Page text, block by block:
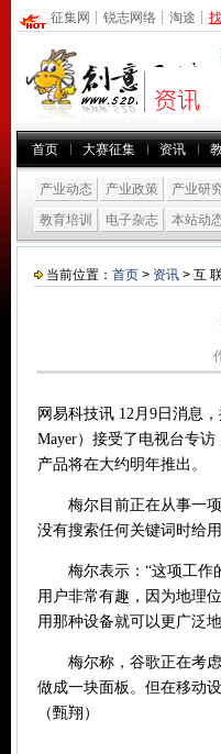
征集网 ┊ 锐志网络 ┊ 淘途 ┊
首页 大赛征集 资讯
产业动态 产业政策 产业研
教育培训
电子杂志 本站动
当前位置： 首页 > 资讯 > 互
网易科技讯 12月9日消息
Mayer）接受了电视台专访
产品将在大约明年推出。
梅尔目前正在从事一项“
没有搜索任何关键词时给
梅尔表示：“这项工作的
用户非常有趣，因为地理
用那种设备就可以更广泛
梅尔称，谷歌正在考虑
做成一块面板。但在移动
（甄翔）